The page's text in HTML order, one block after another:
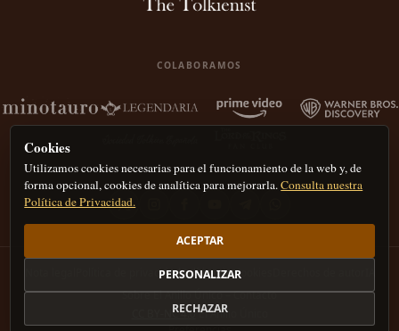
COLABORAMOS
Política de privacidadPolítica de Cookies
Sobre El Anillo Único – Contacto
CC BY-NC 4.0El Anillo Único
Cookies
Utilizamos cookies necesarias para el funcionamiento de la web y, de
forma opcional, cookies de analítica para mejorarla.Consulta nuestra
Política de Privacidad.
ACEPTAR
PERSONALIZAR
RECHAZAR